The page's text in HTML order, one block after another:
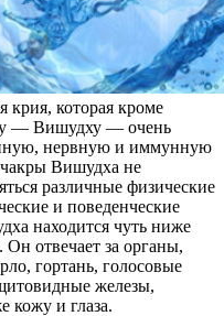
крия, которая кроме
— Вишудху — очень
нервную и иммунную
Вишудха не
различные физические
и поведенческие
находится чуть ниже
отвечает за органы,
гортань, голосовые
железы,
кожу и глаза.